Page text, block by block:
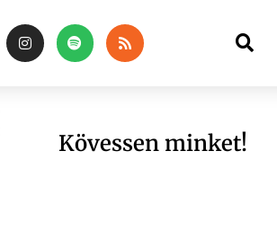
Kövessen minket!